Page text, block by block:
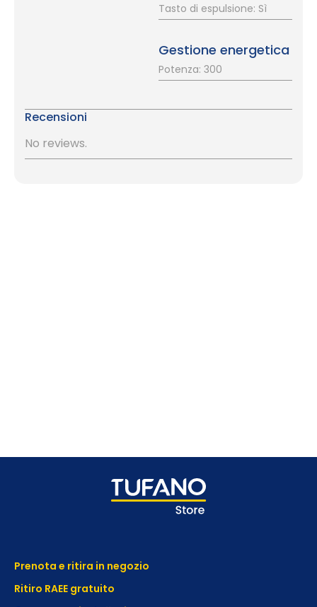
Tasto di espulsione: Sì
Gestione energetica
Potenza: 300
Recensioni
No reviews.
Prenota e ritira in negozio
Ritiro RAEE gratuito